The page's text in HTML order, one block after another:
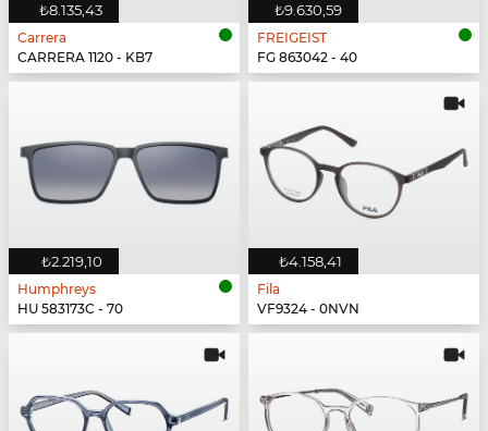
₺8.135,43
Carrera
CARRERA 1120 - KB7
₺9.630,59
FREIGEIST
FG 863042 - 40
₺2.219,10
Humphreys
HU 583173C - 70
₺4.158,41
Fila
VF9324 - 0NVN